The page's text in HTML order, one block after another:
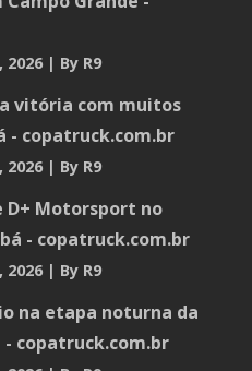
2026 By R9
vitória com muitos
- copatruck.com.br
2026 By R9
D+ Motorsport no
- copatruck.com.br
2026 By R9
na etapa noturna da
- copatruck.com.br